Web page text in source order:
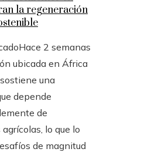
la regeneración
Hace 2 semanas
ubicada en África
una
depende
de
lo que lo
de magnitud